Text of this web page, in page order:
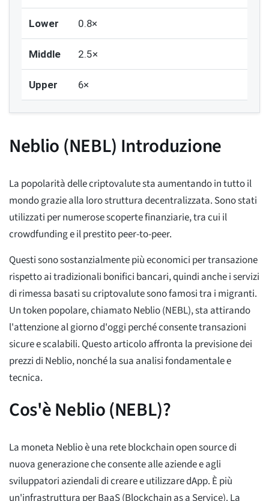
Lower 0.8×
Middle 2.5×
Upper 6×
Neblio (NEBL) Introduzione
La popolarità delle criptovalute sta aumentando in tutto il
mondo grazie alla loro struttura decentralizzata. Sono stati
utilizzati per numerose scoperte finanziarie, tra cui il
crowdfunding e il prestito peer-to-peer.
Questi sono sostanzialmente più economici per transazione
rispetto ai tradizionali bonifici bancari, quindi anche i servizi
di rimessa basati su criptovalute sono famosi tra i migranti.
Un token popolare, chiamato Neblio (NEBL), sta attirando
l'attenzione al giorno d'oggi perché consente transazioni
sicure e scalabili. Questo articolo affronta la previsione dei
prezzi di Neblio, nonché la sua analisi fondamentale e
tecnica.
Cos'è Neblio (NEBL)?
La moneta Neblio è una rete blockchain open source di
nuova generazione che consente alle aziende e agli
sviluppatori aziendali di creare e utilizzare dApp. È più
un'infrastruttura per BaaS (Blockchain as a Service). La